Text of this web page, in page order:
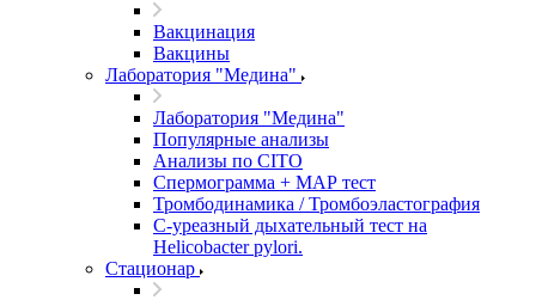
Вакцинация
Вакцины
Лаборатория "Медина"
Лаборатория "Медина"
Популярные анализы
Анализы по CITO
Спермограмма + МАР тест
Тромбодинамика / Тромбоэластография
С-уреазный дыхательный тест на
Helicobacter pylori.
Стационар